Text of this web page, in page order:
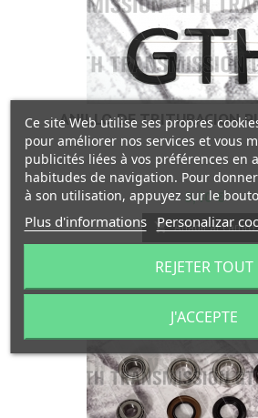
ANILLO DE TRITURACIÓN
Precio
8,40 €
 Añadir al carrito
En stock
Ce site Web utilise ses propres
pour améliorer nos services et vous
publicités liées à vos préférences en
habitudes de navigation. Pour
à son utilisation, appuyez sur le
Plus d'informations Personalizar
REJETER TOUT
J'ACCEPTE